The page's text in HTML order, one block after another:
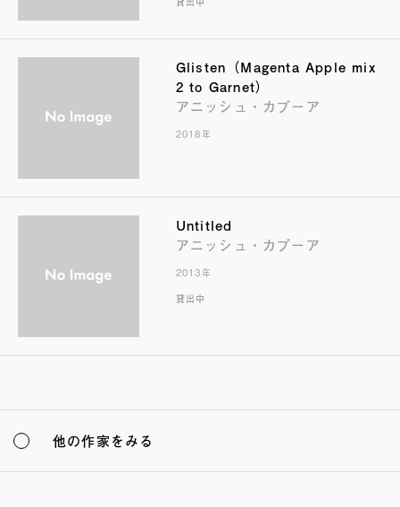
Glisten（Magenta Apple mix
2 to Garnet）
アニッシュ・カプーア
2018年
Untitled
アニッシュ・カプーア
2013年
貸出中
他の作家をみる